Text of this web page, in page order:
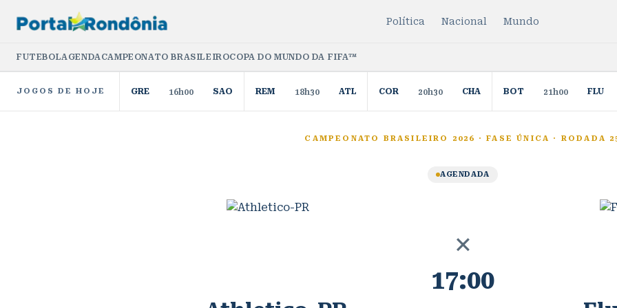
Política Nacional Mundo
FUTEBOLAGENDACAMPEONATO BRASILEIROCOPA DO MUNDO DA FIFA™
JOGOS DE HOJE GRE 16h00 SAO REM 18h30 ATL COR 20h30 CHA BOT 21h00 FLU
CAMPEONATO BRASILEIRO 2026 ·FASE ÚNICA · RODADA
AGENDADA
×
17:00